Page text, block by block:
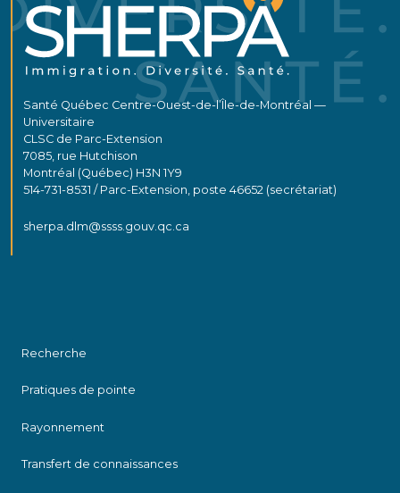
Santé Québec Centre-Ouest-de-l’Île-de-Montréal —
Universitaire
CLSC de Parc-Extension
7085, rue Hutchison
Montréal (Québec) H3N 1Y9
514-731-8531 / Parc-Extension, poste 46652 (secrétariat)
sherpa.dlm@ssss.gouv.qc.ca
Recherche
Pratiques de pointe
Rayonnement
Transfert de connaissances